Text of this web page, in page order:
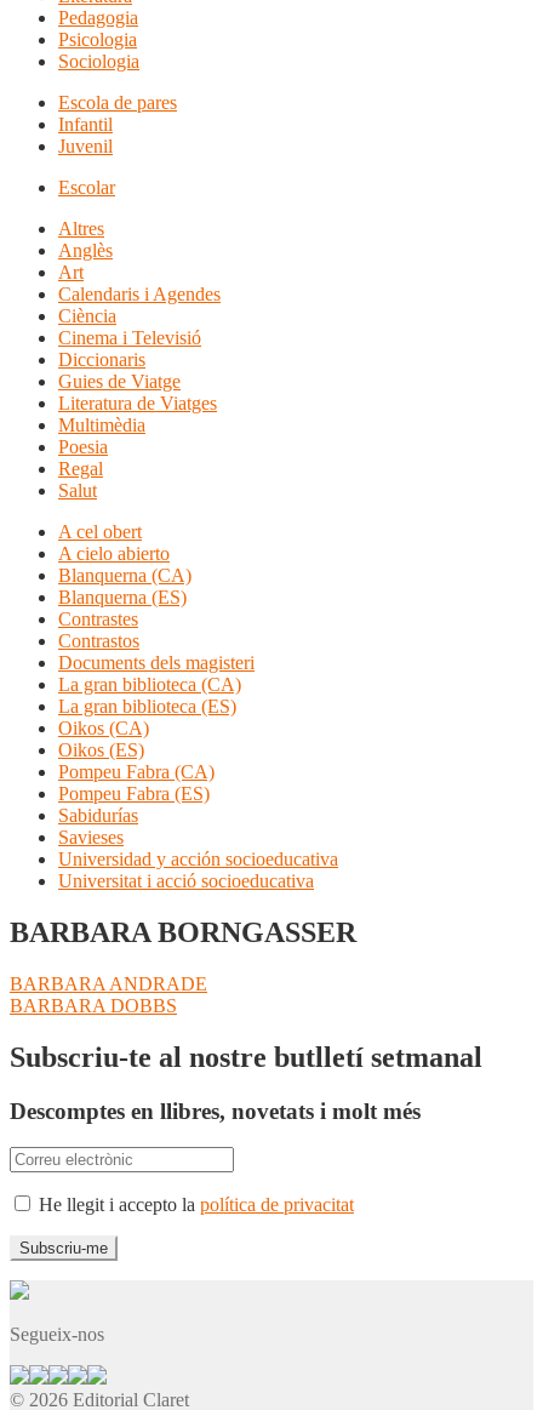
Pedagogia
Psicologia
Sociologia
Escola de pares
Infantil
Juvenil
Escolar
Altres
Anglès
Art
Calendaris i Agendes
Ciència
Cinema i Televisió
Diccionaris
Guies de Viatge
Literatura de Viatges
Multimèdia
Poesia
Regal
Salut
A cel obert
A cielo abierto
Blanquerna (CA)
Blanquerna (ES)
Contrastes
Contrastos
Documents dels magisteri
La gran biblioteca (CA)
La gran biblioteca (ES)
Oikos (CA)
Oikos (ES)
Pompeu Fabra (CA)
Pompeu Fabra (ES)
Sabidurías
Savieses
Universidad y acción socioeducativa
Universitat i acció socioeducativa
BARBARA BORNGASSER
Navegació
d'entrades
Entrada
anterior:
BARBARA ANDRADE
Pròxima
BARBARA DOBBS
Subscriu-te al nostre butlletí setmanal
Descomptes en llibres, novetats i molt més
He llegit i accepto la política de privacitat
Segueix-nos
© 2026 Editorial Claret